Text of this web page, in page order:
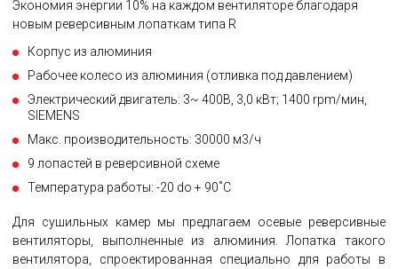
Экономия энергии 10% на каждом вентиляторе благодаря
новым реверсивным лопаткам типа R
Корпус из алюминия
Рабочее колесо из алюминия (отливка под давлением)
Электрический двигатель: 3~ 400В, 3,0 кВт; 1400 rpm/мин,
SIEMENS
Макс. производительность: 30000 м3/ч
9 лопастей в реверсивной схеме
Температура работы: -20 do + 90˚C
Для сушильных камер мы предлагаем осевые реверсивные
вентиляторы, выполненные из алюминия. Лопатка такого
вентилятора, спроектированная специально для работы в